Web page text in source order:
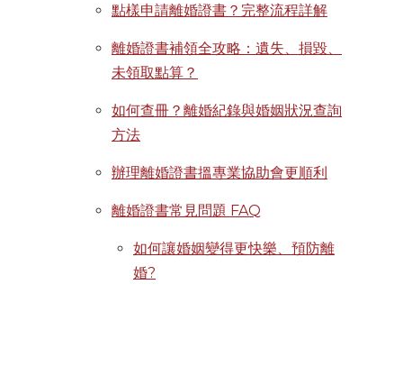
點樣申請離婚證書？完整流程詳解
離婚證書補領全攻略：遺失、損毀、
未領取點算？
如何查冊？離婚紀錄與婚姻狀況查詢
方法
辦理離婚證書搵專業協助會更順利
離婚證書常見問題 FAQ
如何讓婚姻變得更快樂、預防離
婚?